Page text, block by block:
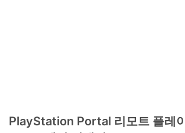
PlayStation Portal 리모트 플레